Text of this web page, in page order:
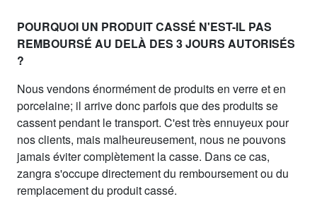
POURQUOI UN PRODUIT CASSÉ N'EST-IL PAS
REMBOURSÉ AU DELÀ DES 3 JOURS AUTORISÉS
?
Nous vendons énormément de produits en verre et en
porcelaine; il arrive donc parfois que des produits se
cassent pendant le transport. C'est très ennuyeux pour
nos clients, mais malheureusement, nous ne pouvons
jamais éviter complètement la casse. Dans ce cas,
zangra s'occupe directement du remboursement ou du
remplacement du produit cassé.